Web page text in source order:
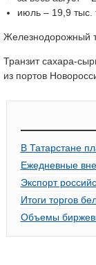
июль – 19,9 тыс.
Железнодорожный
Транзит сахара-
из портов
В Татарстане
Ежедневные
Экспорт
Итоги торгов
Объемы